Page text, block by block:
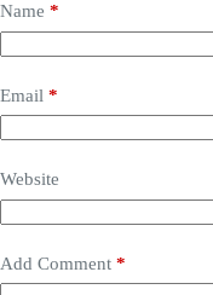
Name *
Email *
Website
Add Comment *